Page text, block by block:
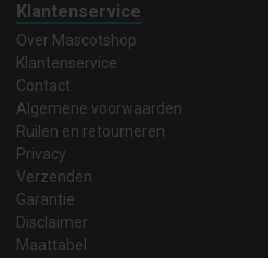
Klantenservice
Over Mascotshop
Klantenservice
Contact
Algemene voorwaarden
Ruilen en retourneren
Privacy
Verzenden
Garantie
Disclaimer
Maattabel